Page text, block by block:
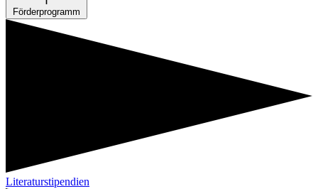
Förderprogramm
Literaturstipendien